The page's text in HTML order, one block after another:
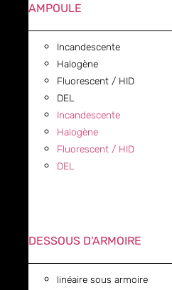
AMPOULE
Incandescente
Halogène
Fluorescent / HID
DEL
Incandescente
Halogène
Fluorescent / HID
DEL
DESSOUS D'ARMOIRE
linéaire sous armoire